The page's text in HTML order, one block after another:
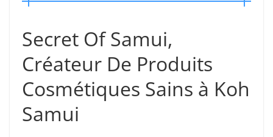
Secret Of Samui,
Créateur De Produits
Cosmétiques Sains à Koh
Samui